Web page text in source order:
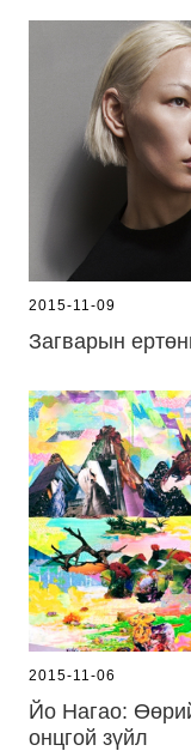
2015-11-09
Загварын
2015-11-06
Йо Нагао:
онцгой зүйл